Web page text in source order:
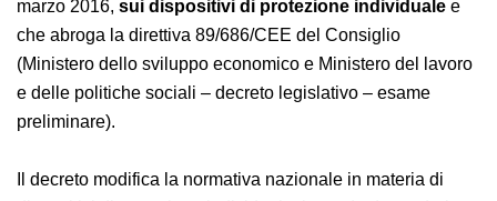
del Consiglio, del 9 marzo 2016,sui dispositivi di
protezione individualee che abroga la direttiva
89/686/CEE del Consiglio (Ministero dello sviluppo
economico e Ministero del lavoro e delle politiche
sociali – decreto legislativo – esame preliminare).
Il decreto modifica la normativa nazionale in materia di